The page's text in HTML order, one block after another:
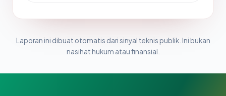
Laporan ini dibuat otomatis dari sinyal teknis publik. Ini bukan
nasihat hukum atau finansial.